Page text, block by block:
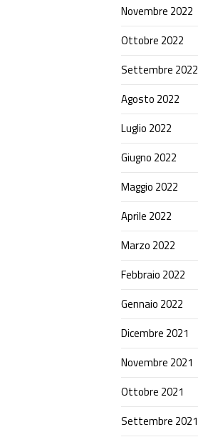
Novembre 2022
Ottobre 2022
Settembre 2022
Agosto 2022
Luglio 2022
Giugno 2022
Maggio 2022
Aprile 2022
Marzo 2022
Febbraio 2022
Gennaio 2022
Dicembre 2021
Novembre 2021
Ottobre 2021
Settembre 2021